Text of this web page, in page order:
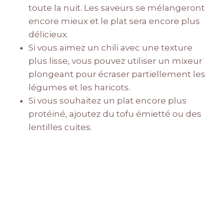
toute la nuit. Les saveurs se mélangeront
encore mieux et le plat sera encore plus
délicieux.
Si vous aimez un chili avec une texture
plus lisse, vous pouvez utiliser un mixeur
plongeant pour écraser partiellement les
légumes et les haricots.
Si vous souhaitez un plat encore plus
protéiné, ajoutez du tofu émietté ou des
lentilles cuites.